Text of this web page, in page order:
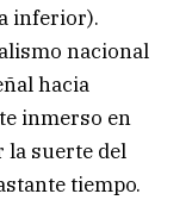
inferior).
nacional
hacia
inmerso en
la suerte del
tiempo.